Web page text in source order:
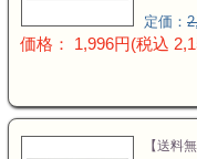
定価：
価格： 1,996円(税込
【送料